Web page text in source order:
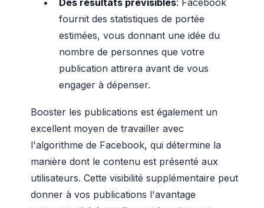
Des résultats prévisibles: Facebook
fournit des statistiques de portée
estimées, vous donnant une idée du
nombre de personnes que votre
publication attirera avant de vous
engager à dépenser.
Booster les publications est également un
excellent moyen de travailler avec
l'algorithme de Facebook, qui détermine la
manière dont le contenu est présenté aux
utilisateurs. Cette visibilité supplémentaire peut
donner à vos publications l'avantage